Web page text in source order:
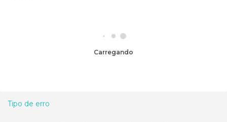
Carregando
Tipo de erro